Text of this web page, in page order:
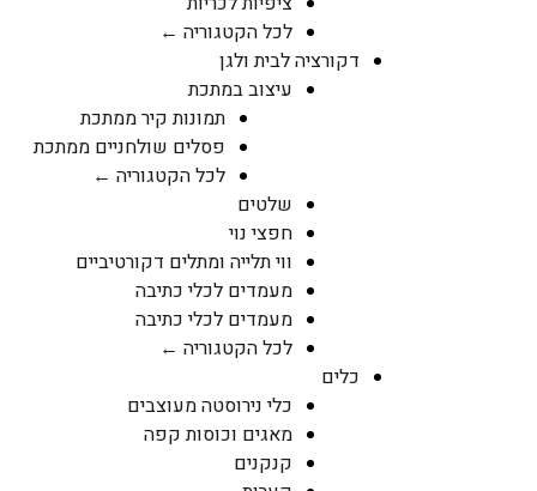
לכל הקטגוריה ←
דקורציה לבית ולגן
עיצוב במתכת
תמונות קיר ממתכת
פסלים שולחניים ממתכת
לכל הקטגוריה ←
שלטים
חפצי נוי
ווי תלייה ומתלים דקורטיביים
מעמדים לכלי כתיבה
מעמדים לכלי כתיבה
לכל הקטגוריה ←
כלים
כלי נירוסטה מעוצבים
מאגים וכוסות קפה
קנקנים